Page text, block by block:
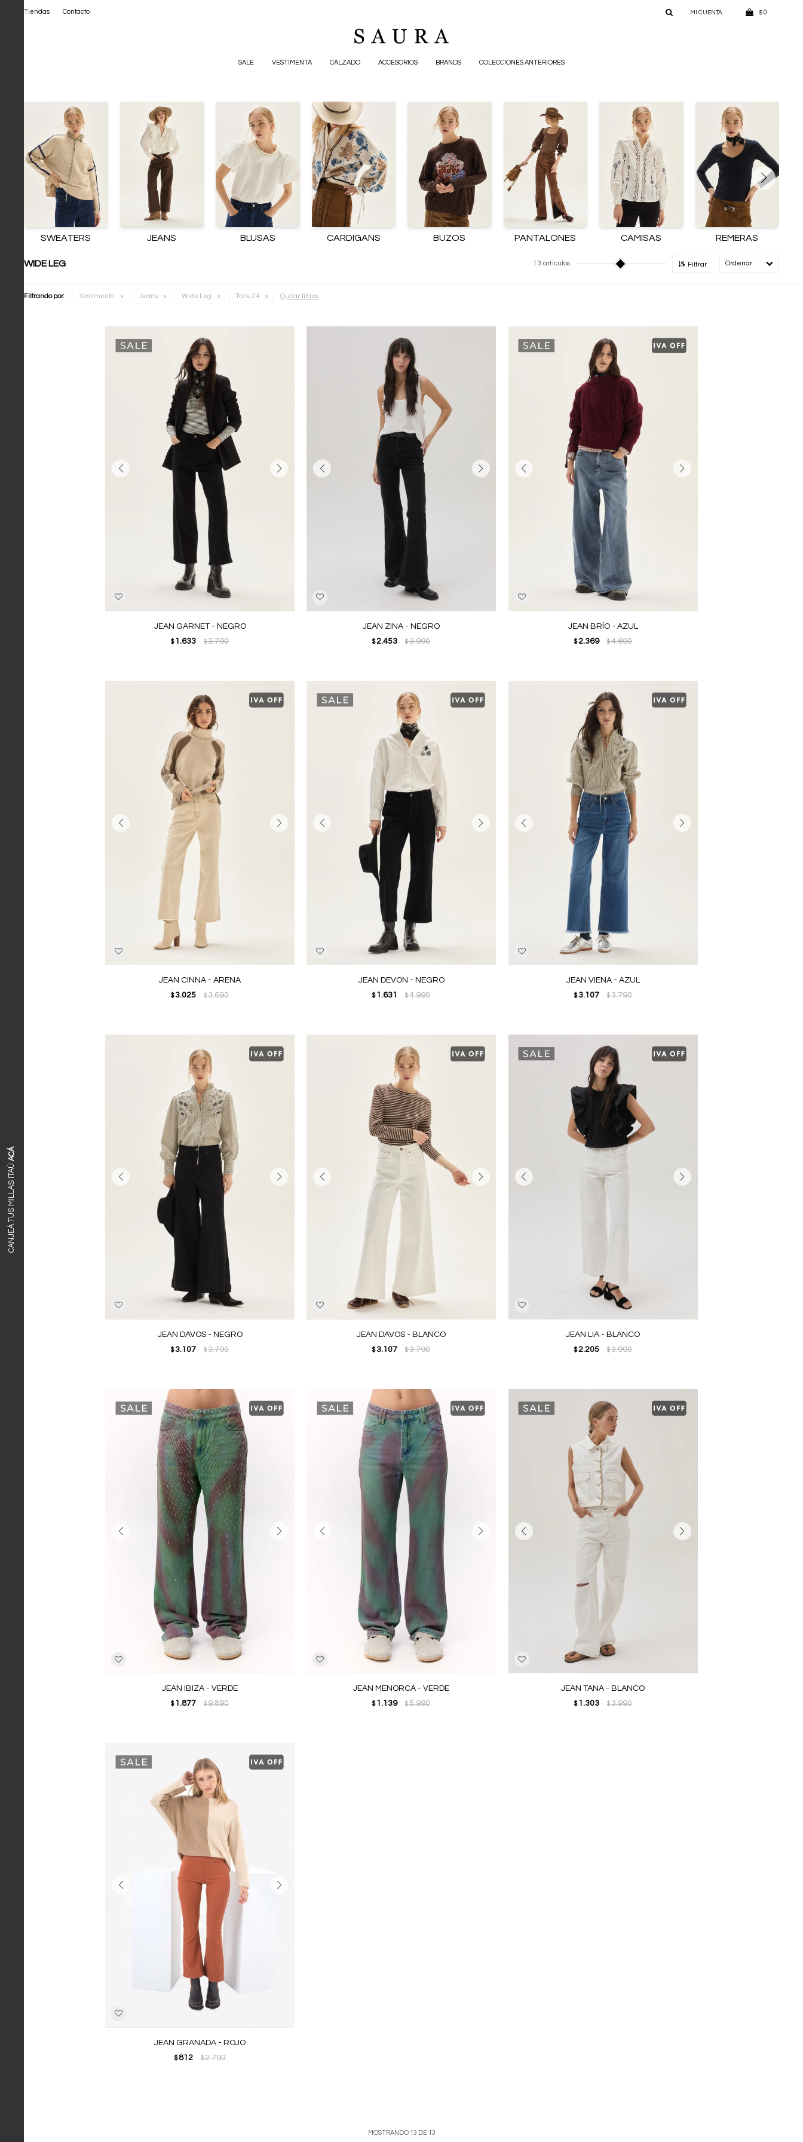
SALE VESTIMENTA CALZADO ACCESORIOS BRANDS COLECCIONES ANTERIORES
$ 0
Tiendas Contacto
CANJEÁ TUS MILLAS ITAÚ
ACÁ
SWEATERS JEANS BLUSAS CARDIGANS BUZOS PANTALONES CAMISAS REMERAS
WIDE LEG 13 artículos Filtrar
Filtrando por: Vestimenta Jeans Wide Leg Talle 24 Quitar filtros
JEAN GARNET - NEGRO
$ 1.633 $3.790
JEAN ZINA - NEGRO
$2.453 $3.990
JEAN BRÍO - AZUL
$ 2.369 $4.690
JEAN CINNA - ARENA
$3.025 $3.690
JEAN DEVON - NEGRO
$ 1.631 $4.990
JEAN VIENA - AZUL
$ 3.107 $3.790
JEAN DAVOS - NEGRO
$3.107 $3.790
JEAN DAVOS - BLANCO
$3.107 $3.790
JEAN LIA - BLANCO
$ 2.205 $3.990
JEAN IBIZA - VERDE
$ 1.877 $9.890
JEAN MENORCA - VERDE
$ 1.139 $5.990
JEAN TANA - BLANCO
$ 1.303 $3.990
JEAN GRANADA - ROJO
$ 812 $2.790
MOSTRANDO 13 DE 13